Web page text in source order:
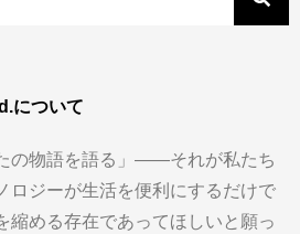
について
の物語を語る」——それが私たち
ロジーが生活を便利にするだけで
縮める存在であってほしいと願っ